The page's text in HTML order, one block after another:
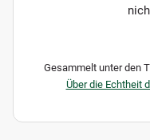
Gesammelt unter den
Über die Echtheit